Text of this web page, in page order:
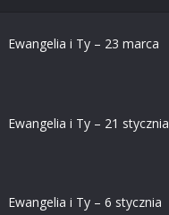
Ewangelia i Ty – 23 marca
Ewangelia i Ty – 21 stycznia
Ewangelia i Ty – 6 stycznia